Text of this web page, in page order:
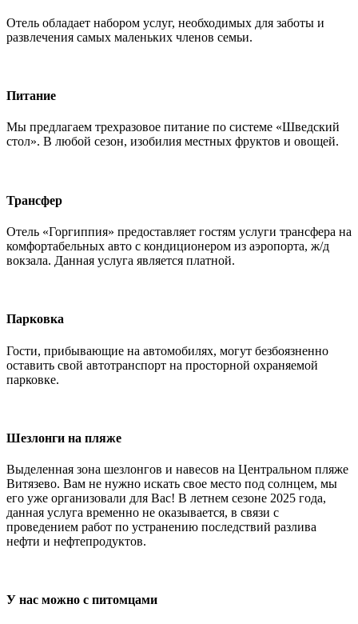
Отель обладает набором услуг, необходимых для заботы и
развлечения самых маленьких членов семьи.
Питание
Мы предлагаем трехразовое питание по системе «Шведский
стол». В любой сезон, изобилия местных фруктов и овощей.
Трансфер
Отель «Горгиппия» предоставляет гостям услуги трансфера на
комфортабельных авто с кондиционером из аэропорта, ж/д
вокзала. Данная услуга является платной.
Парковка
Гости, прибывающие на автомобилях, могут безбоязненно
оставить свой автотранспорт на просторной охраняемой
парковке.
Шезлонги на пляже
Выделенная зона шезлонгов и навесов на Центральном пляже
Витязево. Вам не нужно искать свое место под солнцем, мы
его уже организовали для Вас! В летнем сезоне 2025 года,
данная услуга временно не оказывается, в связи с
проведением работ по устранению последствий разлива
нефти и нефтепродуктов.
У нас можно с питомцами